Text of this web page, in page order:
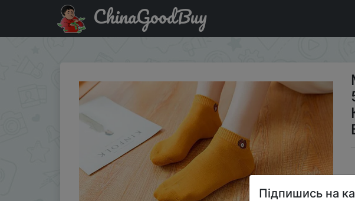
Знижка на Милые хлопковые носки с героями мультфильмов; 5 пар
ChinaGoodBuy
Підпишись на